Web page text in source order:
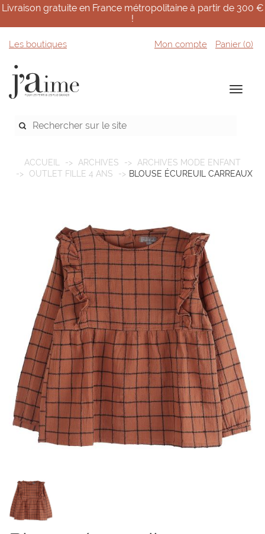
Livraison gratuite en France métropolitaine à partir de 300 €
!
Les boutiques Mon compte Panier (0)
ACCUEIL ARCHIVES
ARCHIVES MODE ENFANT
OUTLET FILLE 4 ANS
BLOUSE ÉCUREUIL CARREAUX